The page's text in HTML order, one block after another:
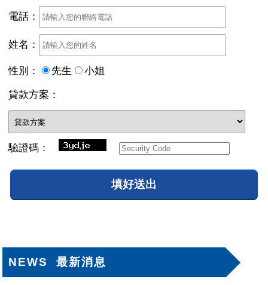
電話：
姓名：
性別： 先生 小姐
貸款方案：
驗證碼：
填好送出
NEWS 最新消息